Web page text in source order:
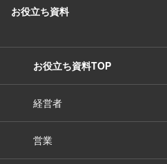
お役立ち資料
お役立ち資料TOP
経営者
営業